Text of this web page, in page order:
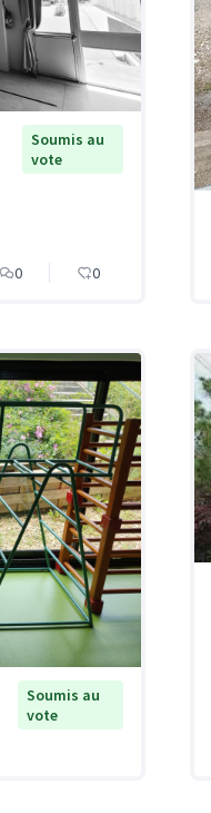
Soumis au
vote
0 0
Soumis au
vote